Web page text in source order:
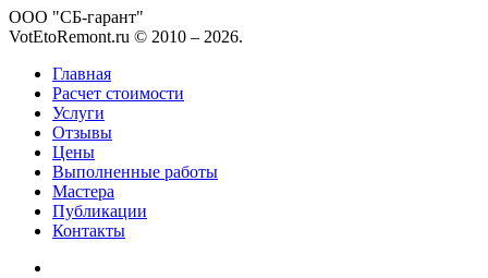
ООО "СБ-гарант"
VotEtoRemont.ru © 2010 – 2026.
Главная
Расчет стоимости
Услуги
Отзывы
Цены
Выполненные работы
Мастера
Публикации
Контакты